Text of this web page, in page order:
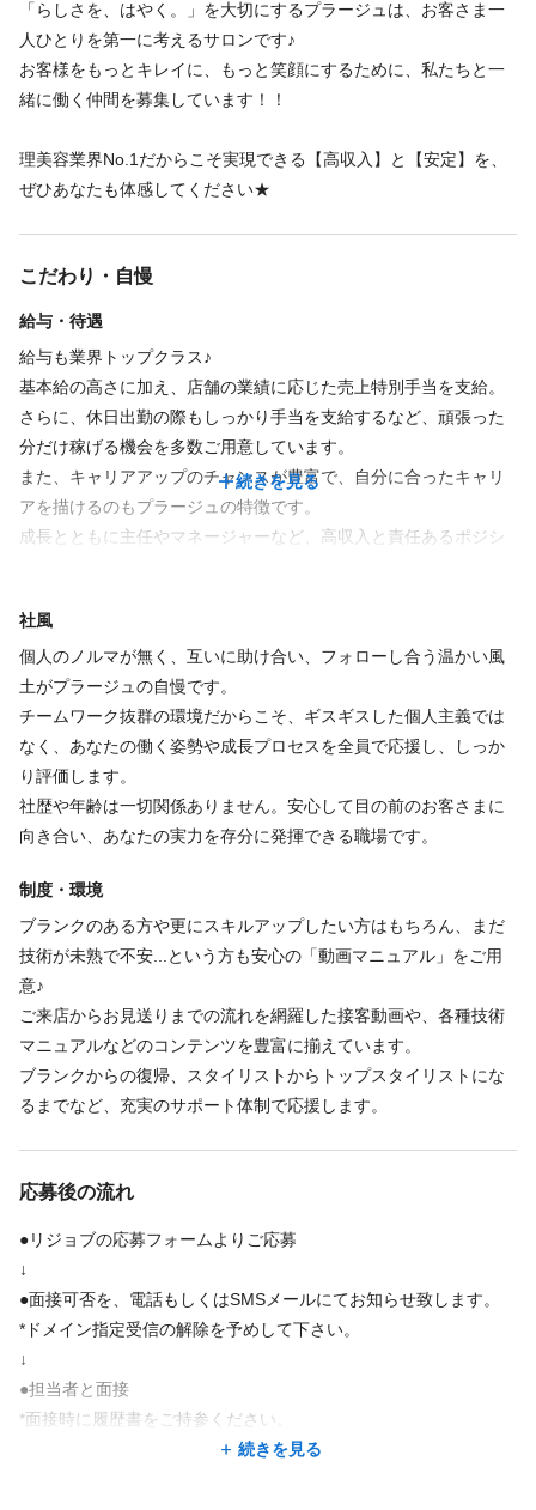
勤務時間
週3回 週4回 週5回 シフト制
08:30〜19:00
※店舗により異なる
※4h～相談OK
休日
シフト制 / 応相談
仕事内容
★様々なお客さまの「らしさ」を叶える、サロン業務全般をお任
【プラージュならではの働きやすさ＆成長できるポイント】
・指名制ではないため、毎日たくさんのお客さまを担当可能。幅
広い年齢層に対応できる「確かな技術力」と「コミュニケーショ
ン能力」が自然と身に付きます♪
カット、カラー、パーマ、ブローなど、チームで施術を分担す
るのがプラージュの特徴。まずはあなたができる施術からお任せ
します！
免許取得直後の方は、先輩のサポートやシャンプーなど、でき
担当を絞って効率的にお客さまに向き合うことで、技術のクオ
リティを維持しながら、テキパキと無駄のない動きが身につきま
す。
・いつでも見られる動画マニュアルや、各種スキルアップ研修が
充実。苦手なメニューがある方やブランクがある方も、自信を持
てるまでしっかり支えます♬
【頑張りは、どこよりも正当に評価】
定。さらに店舗の売上インセンティブもプラスされます！
努力がそのまま「確かな収入」と「明確なキャリア」に結びつく
続きを見る
必要経験
必要資格
美容師免許
福利厚生
福利厚生の詳細
生〜
おすすめ①：幅広いキャリアを応援する、充実の研修制度をご用意♬
まにより良い技術を提供するための「スキルアップ研修」など、
あなたの成長に合わせた多様なカリキュラムを用意してい
過去には最大30名が参加したこともある大人気の研修。他
続きを見る
他社を経験したあなたにこそ知ってほしい。
プラージュの「高い給与水準」と「圧倒的な効率化」の凄さ。
これまでの経験・スキルを正当に評価する場、納得の収入。
そして、残業はほぼなく、自分の時間も大切にできる毎日。
か？
～チームでの成功を全員で目指す～
スタッフ一人ひとりに負担をかけるようなノルマは一切ありませ
プレッシャーを感じることなく、自分らしく働きながら、安定し
た高い収入を得られる安心のシステムです。
売上目標は「店舗ごと」に掲げているため、個人で背負い込む必
要はありません。
仲間と協力し合い、みんなで達成感を分かち合えるのがプラージ
ュの魅力です。
苦手な施術がある方や、ブランクがある方も安心してスタートし
てください！
～お客さまと向き合い続けるためのIT環境～
店舗運営におけるカルテ管理や事務作業をデジタル・ペーパーレ
ス化することで、無駄な雑務を大幅にカット！
面倒な書類仕事に時間を取られることなく、スタイリストが「目
の前のお客さまと技術」に100%集中できる環境づくりを行ってい
★ブランクがある方も安心の充実した教育体制★
全国展開しているプラージュは研修制度も充実！
東北・東海・近畿エリアでは定期的に、カットやカラーの講習や
ステップアップ研修を開催しています。
全国各地から希望者が集まり、お互いに刺激し合いながら技術を
磨ける環境です。
また、店舗のタブレットやスマホでいつでも視聴可能な専用動画
ップ動画まで豊富に揃っているため、ブランクがある方の復習や
さらに資格取得支援制度もあり、美容師・理容師のWライセンス
取得に挑戦することも可能です！
★大手ならではの安心して働ける福利厚生★
社会保険完備や定期健康診断など、大切なスタッフが長く安心し
て働き続けられる制度が万全です。
家族の転勤やUターンなど、ライフステージの変化による店舗間の
異動にも柔軟に対応いたします。
「らしさを、はやく。」を大切にするプラージュは、お客さま一
人ひとりを第一に考えるサロンです♪
お客様をもっとキレイに、もっと笑顔にするために、私たちと一
緒に働く仲間を募集しています！！
理美容業界No.1だからこそ実現できる【高収入】と【安定】を、
ぜひあなたも体感してください★
こだわり・自慢
給与・待遇
給与も業界トップクラス♪
基本給の高さに加え、店舗の業績に応じた売上特別手当を支給。
さらに、休日出勤の際もしっかり手当を支給するなど、頑張った
分だけ稼げる機会を多数ご用意しています。
また、キャリアアップのチャンスが豊富で、自分に合ったキャリ
アを描けるのもプラージュの特徴です。
成長とともに主任やマネージャーなど、高収入と責任あるポジシ
続きを見る
社風
個人のノルマが無く、互いに助け合い、フォローし合う温かい風
土がプラージュの自慢です。
チームワーク抜群の環境だからこそ、ギスギスした個人主義では
なく、あなたの働く姿勢や成長プロセスを全員で応援し、しっか
り評価します。
社歴や年齢は一切関係ありません。安心して目の前のお客さまに
向き合い、あなたの実力を存分に発揮できる職場です。
制度・環境
ブランクのある方や更にスキルアップしたい方はもちろん、まだ
技術が未熟で不安...という方も安心の「動画マニュアル」をご用
意♪
ご来店からお見送りまでの流れを網羅した接客動画や、各種技術
マニュアルなどのコンテンツを豊富に揃えています。
ブランクからの復帰、スタイリストからトップスタイリストにな
るまでなど、充実のサポート体制で応援します。
応募後の流れ
●リジョブの応募フォームよりご応募
↓
●面接可否を、電話もしくはSMSメールにてお知らせ致します。
*ドメイン指定受信の解除を予めして下さい。
↓
●担当者と面接
*面接時に履歴書をご持参ください。
続きを見る